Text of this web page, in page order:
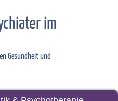
im
Gesundheit und